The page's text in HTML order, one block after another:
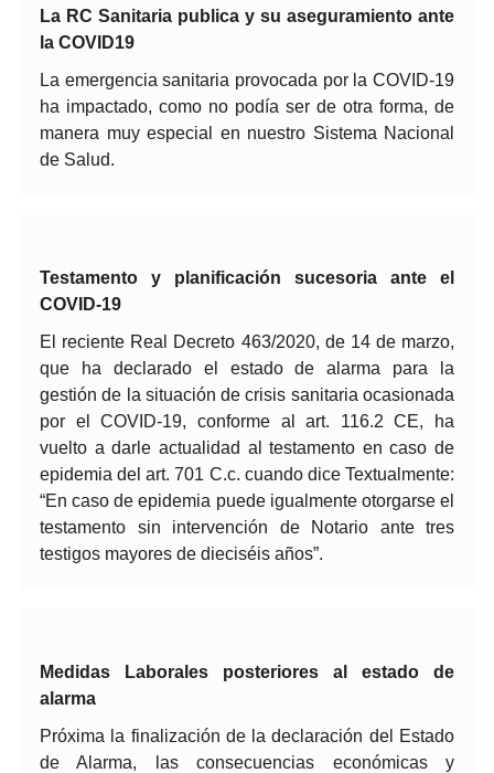
La RC Sanitaria publica y su aseguramiento ante
la COVID19
La emergencia sanitaria provocada por la COVID-19
ha impactado, como no podía ser de otra forma, de
manera muy especial en nuestro Sistema Nacional
de Salud.
Testamento y planificación sucesoria ante el
COVID-19
El reciente Real Decreto 463/2020, de 14 de marzo,
que ha declarado el estado de alarma para la
gestión de la situación de crisis sanitaria ocasionada
por el COVID-19, conforme al art. 116.2 CE, ha
vuelto a darle actualidad al testamento en caso de
epidemia del art. 701 C.c. cuando dice Textualmente:
“En caso de epidemia puede igualmente otorgarse el
testamento sin intervención de Notario ante tres
testigos mayores de dieciséis años”.
Medidas Laborales posteriores al estado de
alarma
Próxima la finalización de la declaración del Estado
de Alarma, las consecuencias económicas y